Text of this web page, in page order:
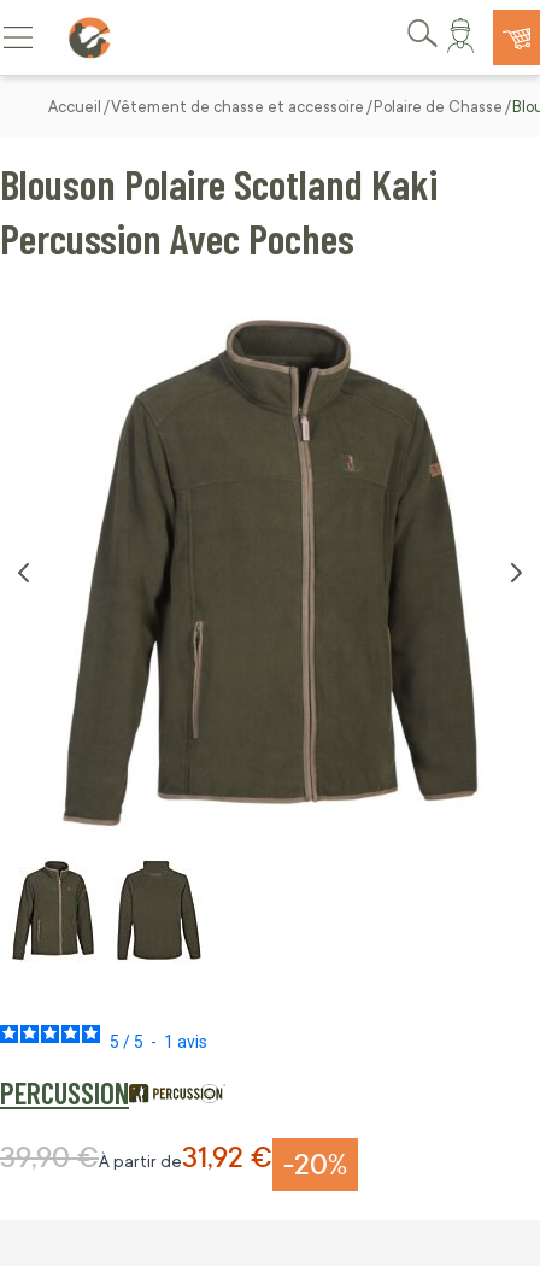
Allez au contenu
Basculer la navigation
Rechercher
Accueil Vêtement de chasse et accessoire Polaire de Chasse
5 /5 - 1 avis
PERCUSSION
Blouson Polaire Scotland Kaki
Percussion Avec Poches
-20%
À partir de31,92 €
Prix normal
39,90 €